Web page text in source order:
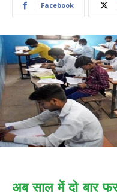
Facebook
अब साल में दो बार